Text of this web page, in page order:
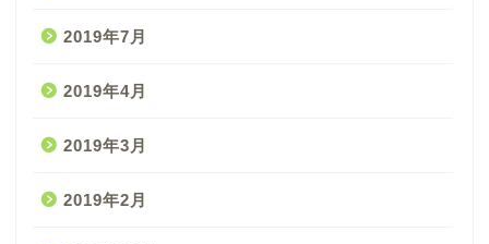
2019年7月
2019年4月
2019年3月
2019年2月